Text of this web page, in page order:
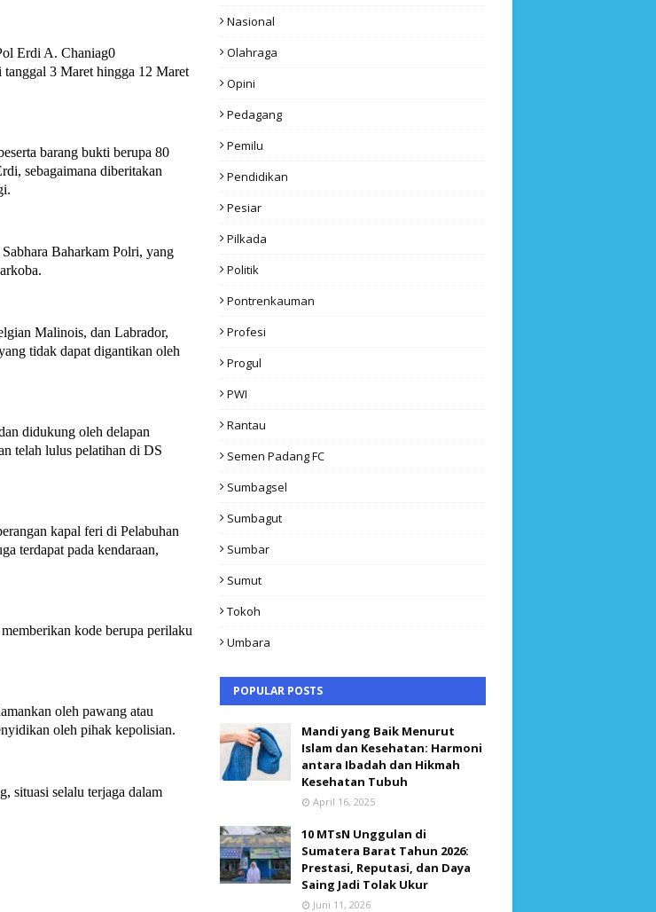
Erdi A. Chaniag0
3 Maret hingga 12 Maret
barang bukti berupa 80
sebagaimana diberitakan
Baharkam Polri, yang
Malinois, dan Labrador,
tidak dapat digantikan oleh
didukung oleh delapan
telah lulus pelatihan di DS
kapal feri di Pelabuhan
terdapat pada kendaraan,
kode berupa perilaku
oleh pawang atau
oleh pihak kepolisian.
situasi selalu terjaga dalam
Nasional
Olahraga
Opini
Pedagang
Pemilu
Pendidikan
Pesiar
Pilkada
Politik
Pontrenkauman
Profesi
Progul
PWI
Rantau
Semen Padang FC
Sumbagsel
Sumbagut
Sumbar
Sumut
Tokoh
Umbara
POPULAR POSTS
Mandi yang Baik Menurut
Islam dan Kesehatan: Harmoni
antara Ibadah dan Hikmah
Kesehatan Tubuh
April 16, 2025
10 MTsN Unggulan di
Sumatera Barat Tahun 2026:
Prestasi, Reputasi, dan Daya
Saing Jadi Tolak Ukur
Juni 11, 2026